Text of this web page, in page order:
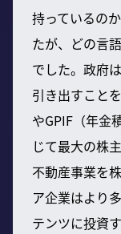
持っているの
たが、どの言
でした。政府
引き出すこと
やGPIF（年金
じて最大の株
不動産事業を
ア企業はより
テンツに投資